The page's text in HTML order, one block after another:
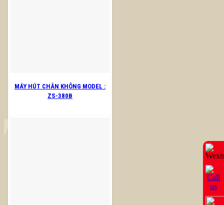
MÁY HÚT CHÂN KHÔNG MODEL :
ZS-380B